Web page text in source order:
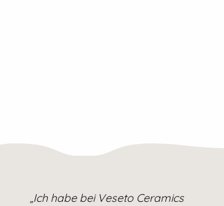
„Ich habe bei Veseto Ceramics